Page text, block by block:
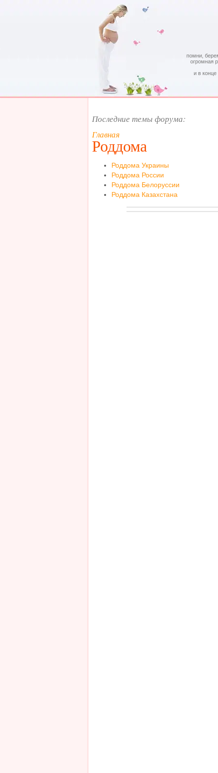
помни,
огромная
и в
Последние темы форума:
Главная
Роддома
Роддома Украины
Роддома России
Роддома Белоруссии
Роддома Казахстана